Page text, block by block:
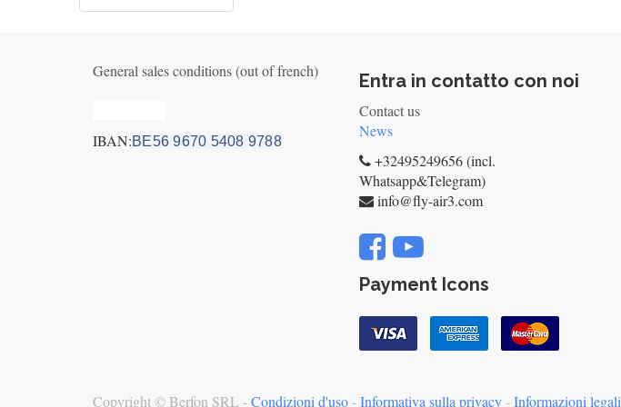
General sales conditions (out of french)
IBAN:BE56 9670 5408 9788
Entra in contatto con noi
Contact us
News
+32495249656 (incl.
Whatsapp&Telegram)
info@fly-air3.com
Payment Icons
Copyright © Berfon SRL-Condizioni d'uso-Informativa sulla privacy-Informazioni legali